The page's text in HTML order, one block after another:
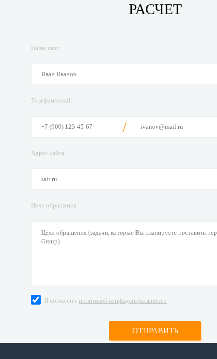
РАСЧЕТ
Ваше имя:
Телефон/email:
/
Адрес сайта:
Цели обращения:
Я согласен с политикой конфиденциальности